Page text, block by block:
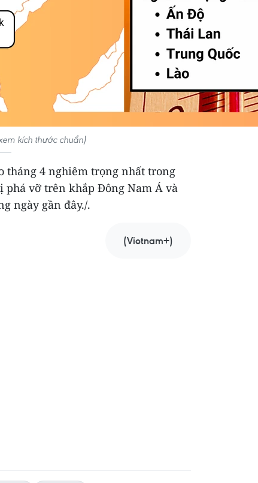
kích thước chuẩn)
tháng 4 nghiêm trọng nhất trong
vỡ trên khắp Đông Nam Á và
ngày gần đây./.
(Vietnam+)